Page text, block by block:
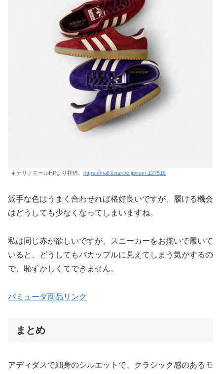
キナリノモールHPより拝借。 https://mall.kinarino.jp/item-127518
派手な色はうまく合わせれば格好良いですが、履ける機会
はどうしても少なくなってしまいますね。
私は同じ赤が欲しいですが、スニーカーをお揃いで履いて
いると、どうしてもバカップルに見えてしまう気がするの
で、恥ずかしくてできません。
バミューダ商品リンク
まとめ
アディダスで細身のシルエットで、クラシック感のあるモ